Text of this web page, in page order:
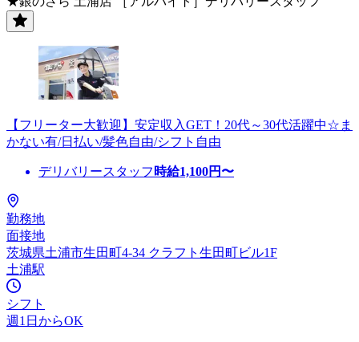
【フリーター大歓迎】安定収入GET！20代～30代活躍中☆ま
かない有/日払い/髪色自由/シフト自由
デリバリースタッフ 時給1,100円〜
勤務地
面接地
茨城県土浦市生田町4-34 クラフト生田町ビル1F
土浦駅
シフト
週1日からOK